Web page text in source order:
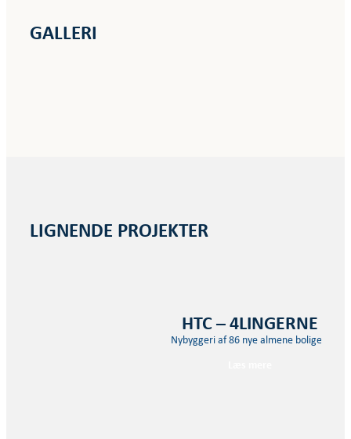
GALLERI
LIGNENDE PROJEKTER
HTC – 4LINGERNE
Nybyggeri af 86 nye almene boliger.